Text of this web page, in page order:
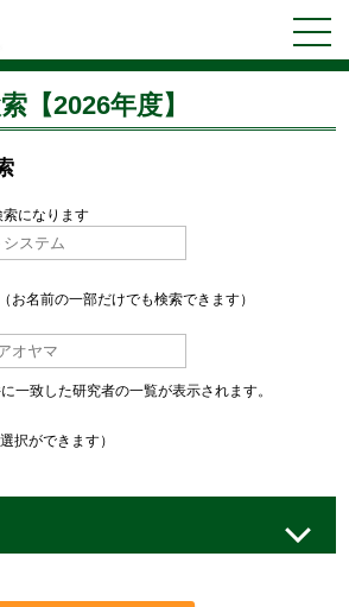
【2026年度】
索になります
（お名前の一部だけでも検索できます）
一致した研究者の一覧が表示されます。
択ができます）